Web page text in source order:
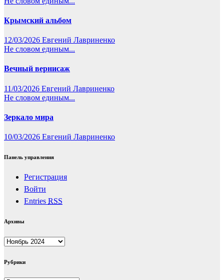
Крымский альбом
12/03/2026 Евгений Лавриненко
Не словом единым...
Вечный вернисаж
11/03/2026 Евгений Лавриненко
Не словом единым...
Зеркало мира
10/03/2026 Евгений Лавриненко
Панель управления
Регистрация
Войти
Entries RSS
Архивы
Архивы
Рубрики